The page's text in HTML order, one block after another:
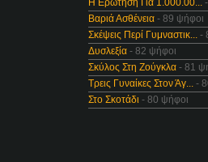
Η Ερώτηση Για 1.000.00...
Βαριά Ασθένεια - 89 ψήφοι
Σκέψεις Περί Γυμναστικ... -
Δυσλεξία - 82 ψήφοι
Σκύλος Στη Ζούγκλα - 81
Τρεις Γυναίκες Στον Άγ... -
Στο Σκοτάδι - 80 ψήφοι